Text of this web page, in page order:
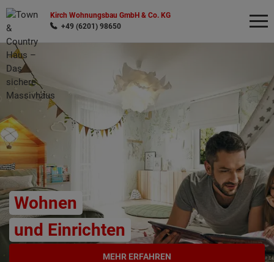
Kirch Wohnungsbau GmbH & Co. KG
+49 (6201) 98650
Wohnen
und Einrichten
MEHR ERFAHREN
Wonach möchten Sie suchen?